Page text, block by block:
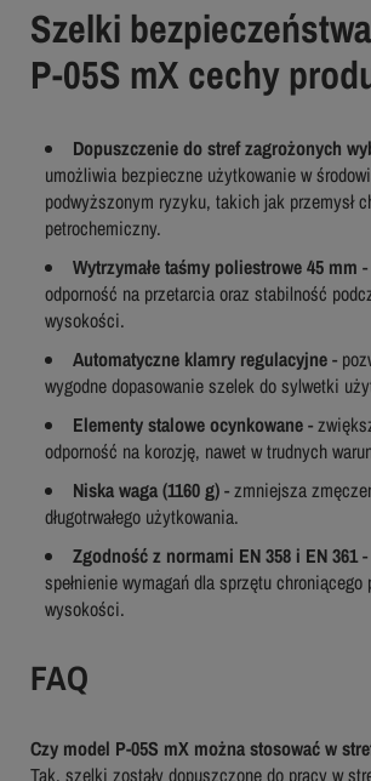
Szelki
P-05S mX cechy
Dopuszczenie do stref zagrożonych
umożliwia bezpieczne użytkowanie w
podwyższonym ryzyku, takich jak przemysł
petrochemiczny.
Wytrzymałe taśmy poliestrowe 45 mm
odporność na przetarcia oraz stabilność
wysokości.
Automatyczne klamry regulacyjne-
wygodne dopasowanie szelek do sylwetki
Elementy stalowe ocynkowane-
odporność na korozję, nawet w trudnych
Niska waga (1160 g)- zmniejsza
długotrwałego użytkowania.
Zgodność z normami EN 358 i EN 361-
spełnienie wymagań dla sprzętu
wysokości.
FAQ
Czy model P-05S mX można stosować w
Tak, szelki zostały dopuszczone do pracy w